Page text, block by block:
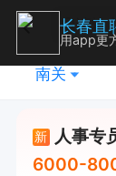
南关
新 人事专
6000-
长春直
用app更